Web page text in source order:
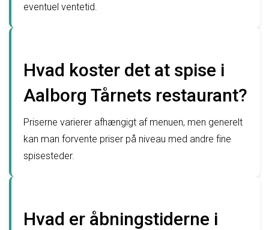
eventuel ventetid.
Hvad koster det at spise i
Aalborg Tårnets restaurant?
Priserne varierer afhængigt af menuen, men generelt
kan man forvente priser på niveau med andre fine
spisesteder.
Hvad er åbningstiderne i